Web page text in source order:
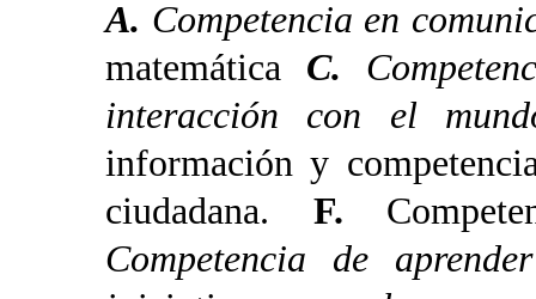
A. Competencia en
matemática C.
interacción con el
información y
ciudadana. F.
Competencia de